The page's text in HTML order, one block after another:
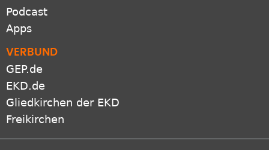
Podcast
Apps
VERBUND
GEP.de
EKD.de
Gliedkirchen der EKD
Freikirchen